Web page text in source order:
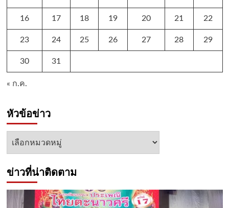
16 17 18 19 20 21 22
23 24 25 26 27 28 29
30 31
« ก.ค.
หัวข้อข่าว
หัวข้อ
ข่าวที่น่าติดตาม